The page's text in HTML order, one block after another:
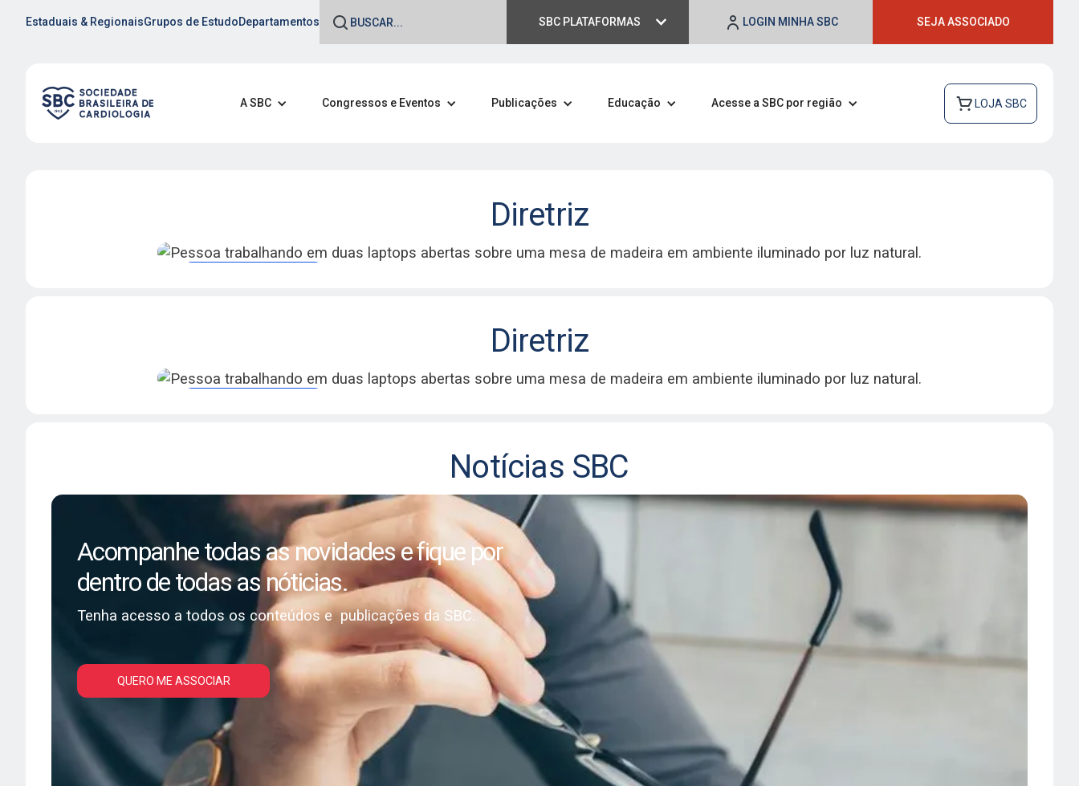
Estaduais & RegionaisGrupos de EstudoDepartamentos SBC PLATAFORMAS LOGIN MINHA SBC SEJA ASSOCIADO
A SBC Congressos e Eventos Publicações Educação Acesse a SBC por região LOJA SBC
Diretriz
científicos atualizados e conteúdo de alta qualidade
Diretriz
científicos atualizados e conteúdo de alta qualidade
para profissionais da cardiologia.
Notícias SBC
Acompanhe todas as novidades e fique por
dentro de todas as nóticias.
Tenha acesso a todos os conteúdos e publicações da SBC.
QUERO ME ASSOCIAR